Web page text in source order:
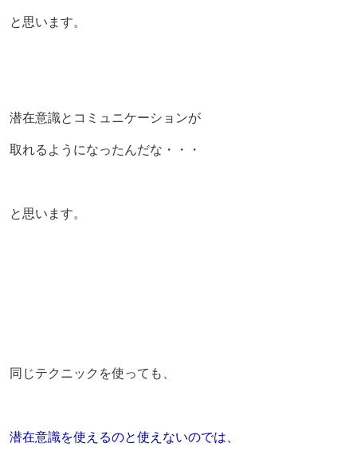
と思います。
潜在意識とコミュニケーションが
取れるようになったんだな・・・
と思います。
同じテクニックを使っても、
潜在意識を使えるのと使えないのでは、